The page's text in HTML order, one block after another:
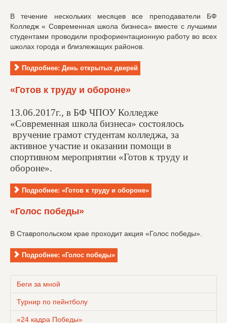
В течение нескольких месяцев все преподаватели БФ
Колледж « Современная школа бизнеса» вместе с лучшими
студентами проводили профориентационную работу во всех
школах города и близлежащих районов.
Подробнее: День открытых дверей
«Готов к труду и обороне»
13.06.2017г., в БФ ЧПОУ Колледже
«Современная школа бизнеса» состоялось
вручение грамот студентам колледжа, за
активное участие и оказании помощи в
спортивном мероприятии «Готов к труду и
обороне».
Подробнее: «Готов к труду и обороне»
«Голос победы»
В Ставропольском крае проходит акция «Голос победы».
Подробнее: «Голос победы»
Беги за мной
Турнир по пейнтболу
«24 кадра Победы»